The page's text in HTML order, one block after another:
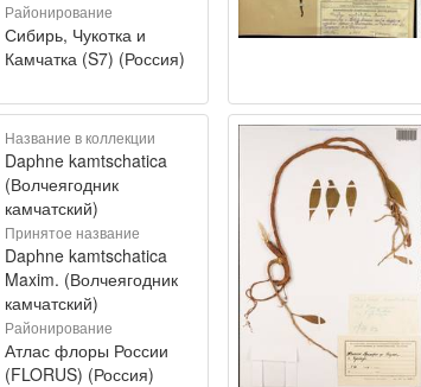
Районирование
Сибирь, Чукотка и
Камчатка (S7) (Россия)
Название в коллекции
Daphne kamtschatica
(Волчеягодник
камчатский)
Принятое название
Daphne kamtschatica
Maxim. (Волчеягодник
камчатский)
Районирование
Атлас флоры России
(FLORUS) (Россия)